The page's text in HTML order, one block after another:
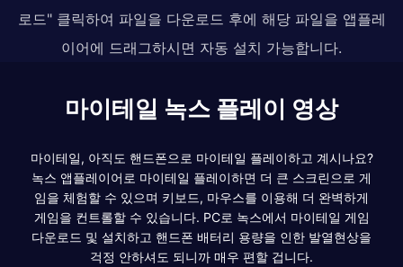
로드" 클릭하여 파일을 다운로드 후에 해당 파일을 앱플레
이어에 드래그하시면 자동 설치 가능합니다.
마이테일 녹스 플레이 영상
마이테일, 아직도 핸드폰으로 마이테일 플레이하고 계시나요?
녹스 앱플레이어로 마이테일 플레이하면 더 큰 스크린으로 게
임을 체험할 수 있으며 키보드, 마우스를 이용해 더 완벽하게
게임을 컨트롤할 수 있습니다. PC로 녹스에서 마이테일 게임
다운로드 및 설치하고 핸드폰 배터리 용량을 인한 발열현상을
걱정 안하셔도 되니까 매우 편할 겁니다.